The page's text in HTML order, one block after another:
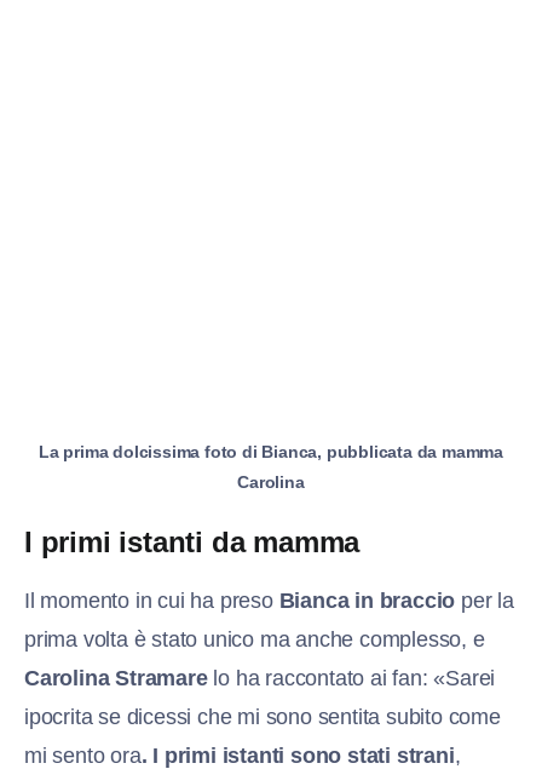
La prima dolcissima foto di Bianca, pubblicata da mamma
Carolina
I primi istanti da mamma
Il momento in cui ha preso Bianca in braccio per la
prima volta è stato unico ma anche complesso, e
Carolina Stramarelo ha raccontato ai fan: «Sarei
ipocrita se dicessi che mi sono sentita subito come
mi sento ora. I primi istanti sono stati strani,